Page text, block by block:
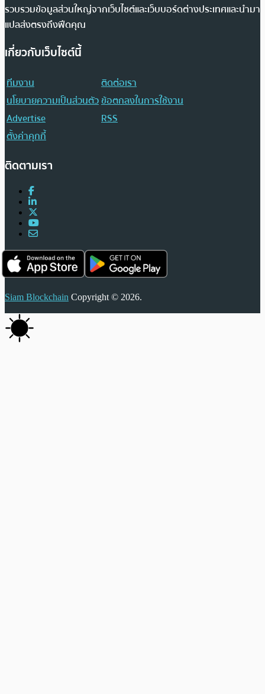
รวบรวมข้อมูลส่วนใหญ่จากเว็บไซต์และเว็บบอร์ดต่างประเทศและนำมา
แปลส่งตรงถึงฟีดคุณ
เกี่ยวกับเว็บไซต์นี้
ทีมงาน
ติดต่อเรา
นโยบายความเป็นส่วนตัวข้อตกลงในการใช้งาน
Advertise
RSS
ตั้งค่าคุกกี้
ติดตามเรา
Siam Blockchain Copyright © 2026.